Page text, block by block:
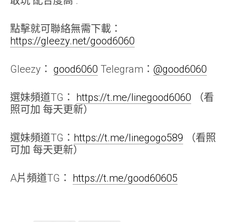
點擊就可聯絡無需下載：
https://gleezy.net/good6060
Gleezy： good6060 Telegram： @good6060
選妹頻道TG： https://t.me/linegood6060 （看
照可加 每天更新）
選妹頻道TG： https://t.me/linegogo589 （看照
可加 每天更新）
A片頻道TG： https://t.me/good60605